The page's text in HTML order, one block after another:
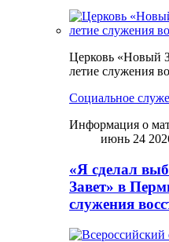
Церковь «Новый
летие служения
Социальное
Информация о
июнь 24
«Я сделал
Завет» в
служения